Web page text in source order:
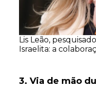
Lis Leão,
Israelita: a
3. Via de mão